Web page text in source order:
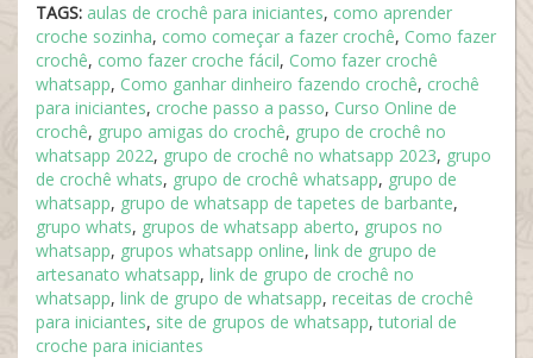
TAGS: aulas de crochê para iniciantes, como aprender
croche sozinha, como começar a fazer crochê, Como fazer
crochê, como fazer croche fácil, Como fazer crochê
whatsapp, Como ganhar dinheiro fazendo crochê, crochê
para iniciantes, croche passo a passo, Curso Online de
crochê, grupo amigas do crochê, grupo de crochê no
whatsapp 2022, grupo de crochê no whatsapp 2023, grupo
de crochê whats, grupo de crochê whatsapp, grupo de
whatsapp, grupo de whatsapp de tapetes de barbante,
grupo whats, grupos de whatsapp aberto, grupos no
whatsapp, grupos whatsapp online, link de grupo de
artesanato whatsapp, link de grupo de crochê no
whatsapp, link de grupo de whatsapp, receitas de crochê
para iniciantes, site de grupos de whatsapp,tutorial de
croche para iniciantes